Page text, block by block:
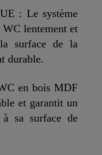
: Le système
lentement et
la surface de la
durable.
en bois MDF
et garantit un
à sa surface de